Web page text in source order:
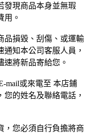
發現商品本身並無瑕
用。
品損毀、刮傷、或運輸
知本公司客服人員，
速將新品寄給您。
mail或來電至 本店鋪
您的姓名及聯絡電話，
，您必須自行負擔將商